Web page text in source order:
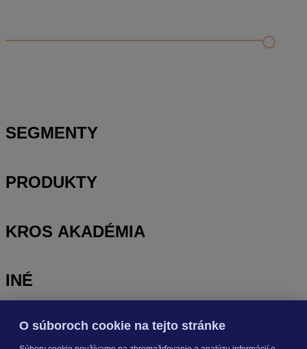
Nastavenie šanónov
SEGMENTY
PRODUKTY
KROS AKADÉMIA
INÉ
OdoberajteNOVINKY
O súboroch cookie na tejto stránke